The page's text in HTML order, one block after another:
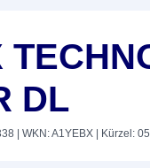
DL
| WKN: A1YEBX | Kürzel: